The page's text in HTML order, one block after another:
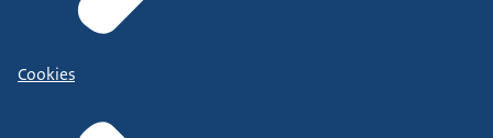
Cookies